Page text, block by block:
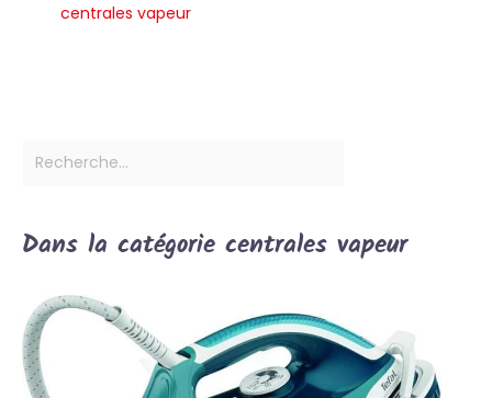
centrales vapeur
Dans la catégorie centrales vapeur